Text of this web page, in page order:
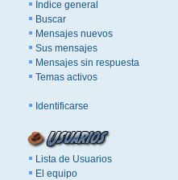
Índice general
Buscar
Mensajes nuevos
Sus mensajes
Mensajes sin respuesta
Temas activos
Identificarse
Lista de Usuarios
El equipo